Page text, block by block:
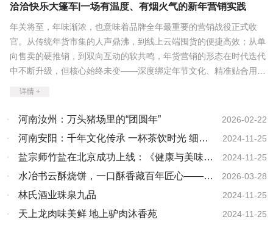
洽洽快乐大篷车|一场有温度、有烟火气的新年营销实践
年关将至，年味渐浓，也意味着品牌全年最重要的营销战役正式收
官。从传统年货市集的人声鼎沸，到线上云端囤货的便捷高效；从单
向售卖的硬推销，到双向互动的软共鸣，年货营销的形态在时代迭代
中不断升级，但核心始终未变——深度绑定年节文化、精准贴合用户
为“嗑瓜子”这一传统年俗的绝对主角，国民品牌洽洽在今年春节期间
国25座城市消费者手中，累计吸引现场围观市民104万人，寻宝参与
人数破2万人，全网曝光量高达6500万，并荣登多地同城热搜榜，在
春节前夕成功引爆一场现象级的全民欢乐热潮，也让传统年味在创新
互动中焕发出全新活力。洽洽此次营销突围，扎根年味、拥抱年轻，
围绕三大核心要点发力：一、洞察新年好运期许，以寻宝为主线，解
锁新春好彩头每逢春节，祈愿新一年顺顺利利、收获好运是国人最普
详情 +
· 河南汝州：万头猪场里的“团圆年” 2026-02-22
·
河南安阳：千年文化传承 一杯茶饮时光 细品
汉字茶韵 领略字都之美
2024-11-25
·
盐宗师竹盐在北京成功上线：《健康与美味的
崭新篇章》
2024-11-25
·
水冶书云酥烧饼，一口酥香藏百年匠心——热
烈祝贺水冶书云酥烧饼被推选为全国“百佳地方
特色名吃”
2026-03-28
· 林氏酒业珠泉九品 2024-11-25
· 天上龙肉味美鲜 地上驴肉沐香苑 2024-11-25